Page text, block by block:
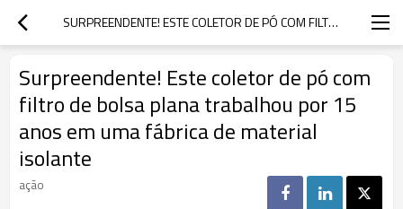
SURPREENDENTE! ESTE COLETOR DE PÓ COM FILTRO DE BOLSA PLANA TRABALHOU POR 15 ANOS EM UMA FÁBRICA DE MATERIAL ISOLANTE
Surpreendente! Este coletor de pó com
filtro de bolsa plana trabalhou por 15
anos em uma fábrica de material
isolante
ação